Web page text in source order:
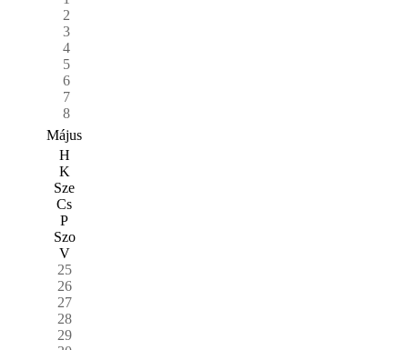
2
3
4
5
6
7
8
Május
H
K
Sze
Cs
P
Szo
V
25
26
27
28
29